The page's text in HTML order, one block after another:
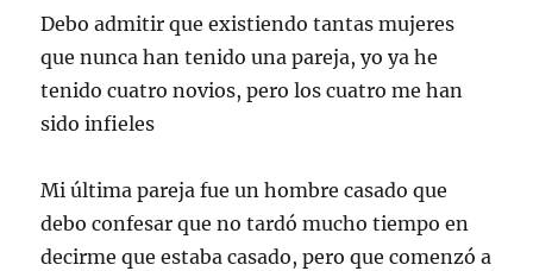
Debo admitir que existiendo tantas mujeres
que nunca han tenido una pareja, yo ya he
tenido cuatro novios, pero los cuatro me han
sido infieles
Mi última pareja fue un hombre casado que
debo confesar que no tardó mucho tiempo en
decirme que estaba casado, pero que comenzó a